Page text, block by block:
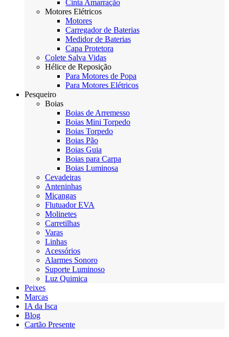
Cinta Amarração
Motores Elétricos
Motores
Carregador de Baterias
Medidor de Baterias
Capa Protetora
Colete Salva Vidas
Hélice de Reposição
Para Motores de Popa
Para Motores Elétricos
Pesqueiro
Boias
Boias de Arremesso
Boias Mini Torpedo
Boias Torpedo
Boias Pão
Boias Guia
Boias para Carpa
Boias Luminosa
Cevadeiras
Anteninhas
Miçangas
Flutuador EVA
Molinetes
Carretilhas
Varas
Linhas
Acessórios
Alarmes Sonoro
Suporte Luminoso
Luz Quimica
Peixes
Marcas
IA da Isca
Blog
Cartão Presente